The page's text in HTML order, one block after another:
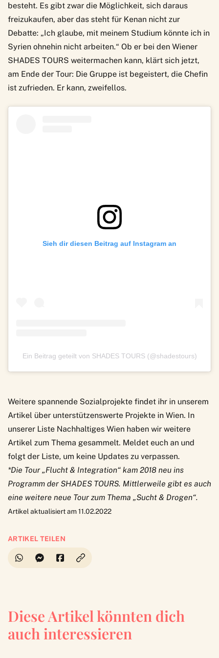
besteht. Es gibt zwar die Möglichkeit, sich daraus
freizukaufen, aber das steht für Kenan nicht zur
Debatte: „Ich glaube, mit meinem Studium könnte ich in
Syrien ohnehin nicht arbeiten.“ Ob er bei den Wiener
SHADES TOURS weitermachen kann, klärt sich jetzt,
am Ende der Tour: Die Gruppe ist begeistert, die Chefin
ist zufrieden. Er kann, zweifellos.
Sieh dir diesen Beitrag auf Instagram an
Ein Beitrag geteilt von SHADES TOURS (@shadestours)
Weitere spannende Sozialprojekte findet ihr in unserem
Artikel über unterstützenswerte Projekte in Wien. In
unserer Liste Nachhaltiges Wien haben wir weitere
Artikel zum Thema gesammelt. Meldet euch an und
folgt der Liste, um keine Updates zu verpassen.
*Die Tour „Flucht & Integration“ kam 2018 neu ins
Programm der SHADES TOURS. Mittlerweile gibt es auch
eine weitere neue Tour zum Thema „Sucht & Drogen“.
Artikel aktualisiert am 11.02.2022
ARTIKEL TEILEN
Diese Artikel könnten dich
auch interessieren